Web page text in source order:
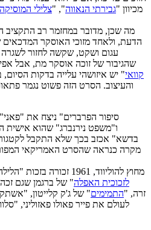
מכיוון "גבירתי הנאווה", "צלילי המוסיקה
מה שכן, מדובר במחזמר רב התקציב
הדעת, ולאחד מזוכי האוסקר
עגום ושקט, שקשה לחזור
שהגיבור של זוכה אוסקר מת, אבל
קוואי" יש איזושהי עלייה בדקות הסיום,
והעיצוב. הסרט הזה פשוט נגמר
ו"משפט נירנברג" שהוא אישית
בדשא" אכזב בכך שלא התקבל
מקרה כנראה שהסרט האמריקאי
מחוץ להוליווד, 1961 זכורה בזכות "הלילה" המדהים של אנטוניוני, "
לזכוכית האפלה" של ברגמן שגם
זרה, "התמימים" של ג'ק קלייטון,
לעולם את פייר פאולו פאזוליני,